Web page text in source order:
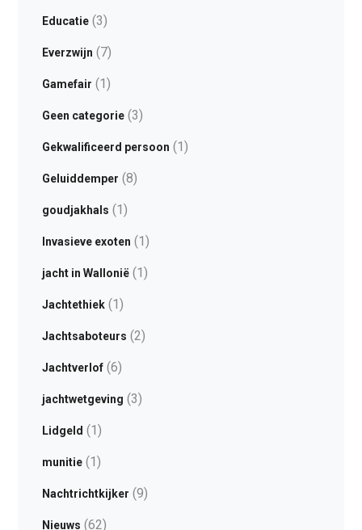
Educatie(3)
Everzwijn (7)
Gamefair (1)
Geen categorie(3)
Gekwalificeerd persoon (1)
Geluiddemper (8)
goudjakhals (1)
Invasieve exoten (1)
jacht in Wallonië(1)
Jachtethiek(1)
Jachtsaboteurs (2)
Jachtverlof(6)
jachtwetgeving (3)
Lidgeld (1)
munitie(1)
Nachtrichtkijker (9)
Nieuws (62)